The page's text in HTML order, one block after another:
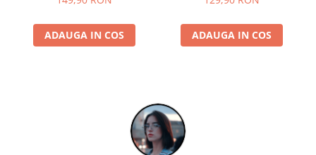
Placi cu invelis ceramic,
Negru/Inox
ADAUGA IN COS
waffle si grill, Dark Inox
ADAUGA IN COS